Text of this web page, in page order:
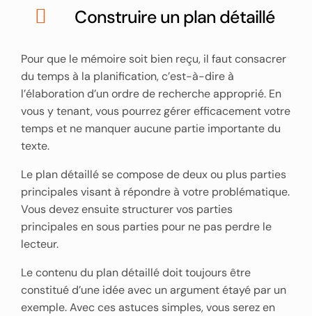
Construire un plan détaillé
Pour que le mémoire soit bien reçu, il faut consacrer
du temps à la planification, c’est-à-dire à
l’élaboration d’un ordre de recherche approprié. En
vous y tenant, vous pourrez gérer efficacement votre
temps et ne manquer aucune partie importante du
texte.
Le plan détaillé se compose de deux ou plus parties
principales visant à répondre à votre problématique.
Vous devez ensuite structurer vos parties
principales en sous parties pour ne pas perdre le
lecteur.
Le contenu du plan détaillé doit toujours être
constitué d’une idée avec un argument étayé par un
exemple. Avec ces astuces simples, vous serez en